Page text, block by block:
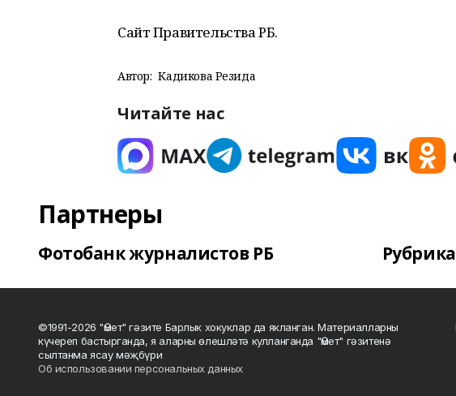
Сайт Правительства РБ.
Автор: Кадикова Резида
Читайте нас
Партнеры
Фотобанк журналистов РБ
©1991-2026 "Өмет" гәзите Барлык хокуклар да якланган. Материалларны
күчереп бастырганда, я аларны өлешләтә кулланганда "Өмет" гәзитенә
сылтанма ясау мәҗбүри
Об использовании персональных данных